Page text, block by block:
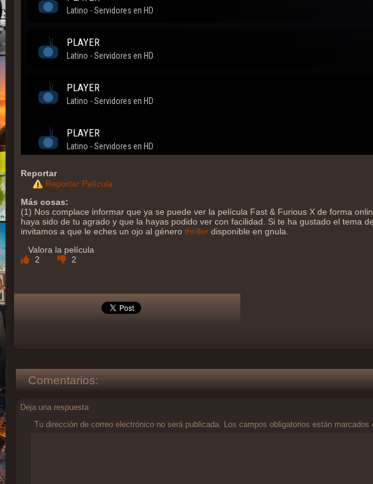
Reportar
Reportar Película
Más cosas:
(1) Nos complace informar que ya se puede ver la película Fast & Furious X de forma
haya sido de tu agrado y que la hayas podido ver con facilidad. Si te ha gustado el tema
invitamos a que le eches un ojo al género thriller disponible en gnula.
Valora la película
2
2
Comentarios:
Deja una respuesta
Tu dirección de correo electrónico no será publicada. Los campos obligatorios están marcados